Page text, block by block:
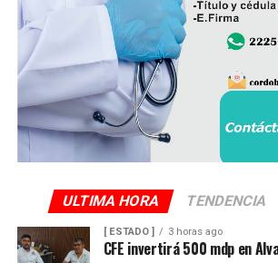
ULTIMA HORA TENDENCIA
[ ESTADO ] 3 horas ago
CFE invertirá 500 mdp en